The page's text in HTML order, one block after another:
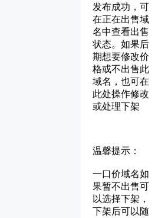
发布成功，可
在正在出售域
名中查看出售
状态。如果后
期想要修改价
格或不出售此
域名，也可在
此处操作修改
或处理下架
温馨提示：
一口价域名如
果暂不出售可
以选择下架，
下架后可以随